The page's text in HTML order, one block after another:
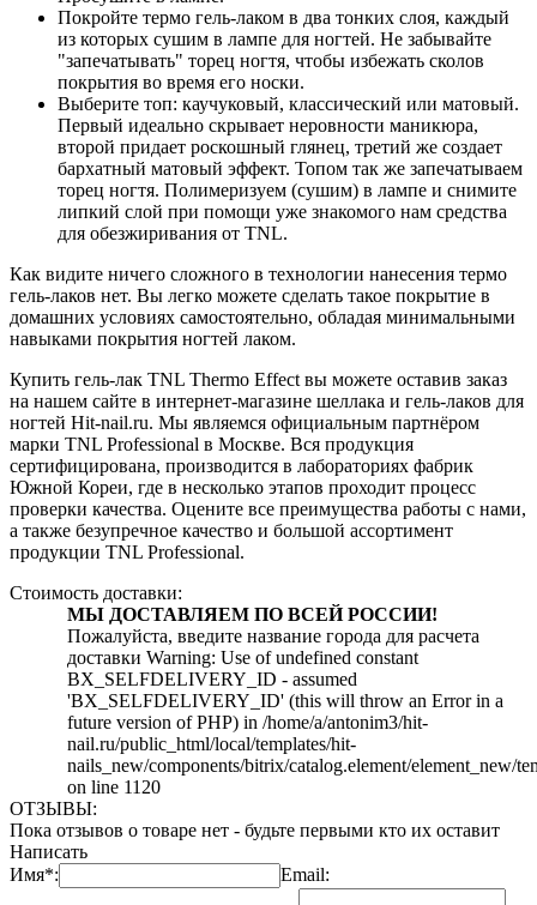
Покройте термо гель-лаком в два тонких слоя, каждый
из которых сушим в лампе для ногтей. Не забывайте
"запечатывать" торец ногтя, чтобы избежать сколов
покрытия во время его носки.
Выберите топ: каучуковый, классический или матовый.
Первый идеально скрывает неровности маникюра,
второй придает роскошный глянец, третий же создает
бархатный матовый эффект. Топом так же запечатываем
торец ногтя. Полимеризуем (сушим) в лампе и снимите
липкий слой при помощи уже знакомого нам средства
для обезжиривания от TNL.
Как видите ничего сложного в технологии нанесения термо
гель-лаков нет. Вы легко можете сделать такое покрытие в
домашних условиях самостоятельно, обладая минимальными
навыками покрытия ногтей лаком.
Купить гель-лак TNL Thermo Effect вы можете оставив заказ
на нашем сайте в интернет-магазине шеллака и гель-лаков для
ногтей Hit-nail.ru. Мы являемся официальным партнёром
марки TNL Professional в Москве. Вся продукция
сертифицирована, производится в лабораториях фабрик
Южной Кореи, где в несколько этапов проходит процесс
проверки качества. Оцените все преимущества работы с нами,
а также безупречное качество и большой ассортимент
продукции TNL Professional.
Стоимость доставки:
МЫ ДОСТАВЛЯЕМ ПО ВСЕЙ РОССИИ!
Пожалуйста, введите название города для расчета
доставки Warning: Use of undefined constant
BX_SELFDELIVERY_ID - assumed
'BX_SELFDELIVERY_ID' (this will throw an Error in a
future version of PHP) in /home/a/antonim3/hit-
nail.ru/public_html/local/templates/hit-
nails_new/components/bitrix/catalog.element/element_new/
on line 1120
ОТЗЫВЫ:
Пока отзывов о товаре нет - будьте первыми кто их оставит
Написать
Имя*:
Email: